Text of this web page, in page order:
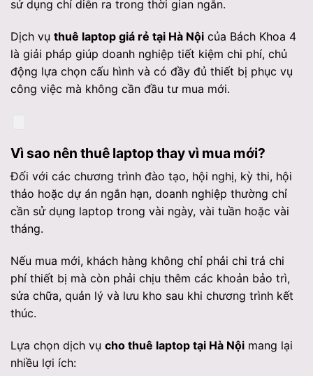
sử dụng chỉ diễn ra trong thời gian ngắn.
Dịch vụ thuê laptop giá rẻ tại Hà Nội của Bách Khoa 4
là giải pháp giúp doanh nghiệp tiết kiệm chi phí, chủ
động lựa chọn cấu hình và có đầy đủ thiết bị phục vụ
công việc mà không cần đầu tư mua mới.
Vì sao nên thuê laptop thay vì mua mới?
Đối với các chương trình đào tạo, hội nghị, kỳ thi, hội
thảo hoặc dự án ngắn hạn, doanh nghiệp thường chỉ
cần sử dụng laptop trong vài ngày, vài tuần hoặc vài
tháng.
Nếu mua mới, khách hàng không chỉ phải chi trả chi
phí thiết bị mà còn phải chịu thêm các khoản bảo trì,
sửa chữa, quản lý và lưu kho sau khi chương trình kết
thúc.
Lựa chọn dịch vụ cho thuê laptop tại Hà Nội mang lại
nhiều lợi ích: